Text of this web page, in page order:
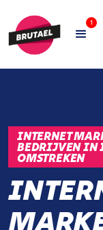
1
INTERNET
BEDRIJVEN IN
OMSTREKEN